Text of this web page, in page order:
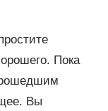
Пока
Вы